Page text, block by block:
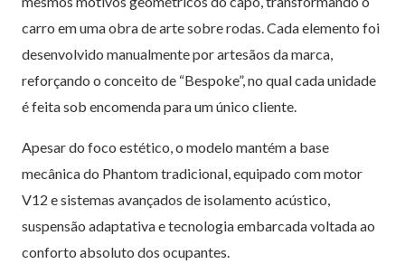
carro em uma obra de arte sobre rodas. Cada elemento foi
desenvolvido manualmente por artesãos da marca,
reforçando o conceito de “Bespoke”, no qual cada unidade
é feita sob encomenda para um único cliente.
Apesar do foco estético, o modelo mantém a base
mecânica do Phantom tradicional, equipado com motor
V12 e sistemas avançados de isolamento acústico,
suspensão adaptativa e tecnologia embarcada voltada ao
conforto absoluto dos ocupantes.